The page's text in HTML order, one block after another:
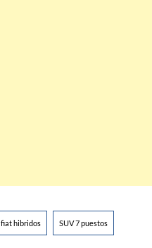
fiat hibridos SUV 7 puestos